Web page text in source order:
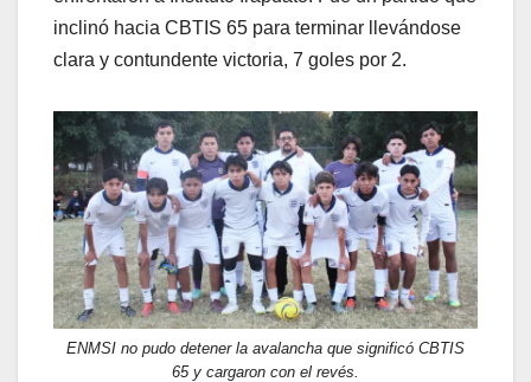
inclinó hacia CBTIS 65 para terminar llevándose
clara y contundente victoria, 7 goles por 2.
ENMSI no pudo detener la avalancha que significó CBTIS
65 y cargaron con el revés.